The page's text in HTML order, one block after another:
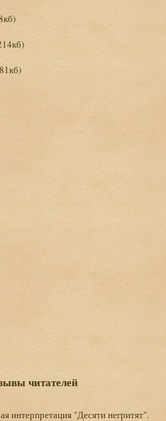
читателей
интерпретация "Десяти негритят".